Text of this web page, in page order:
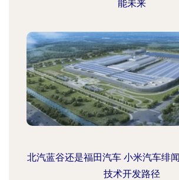
能未来
北汽蓝谷还是福田汽车 小米汽车绯
技术开发路径